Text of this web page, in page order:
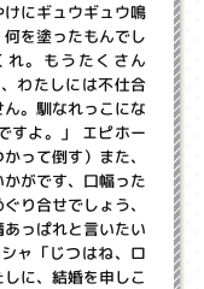
にギュウギュウ鳴
を塗ったもんでし
。もうたくさん
わたしには不仕合
。馴なれっこにな
すよ。」 エピホー
って倒す）また、
がです、口幅った
り合せでしょう、
っぱれと言いたい
ャ「じつはね、ロ
に、結婚を申しこ